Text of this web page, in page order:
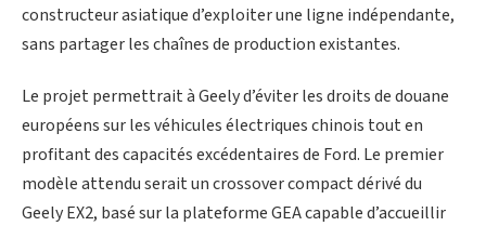
constructeur asiatique d’exploiter une ligne indépendante,
sans partager les chaînes de production existantes.
Le projet permettrait à Geely d’éviter les droits de douane
européens sur les véhicules électriques chinois tout en
profitant des capacités excédentaires de Ford. Le premier
modèle attendu serait un crossover compact dérivé du
Geely EX2, basé sur la plateforme GEA capable d’accueillir